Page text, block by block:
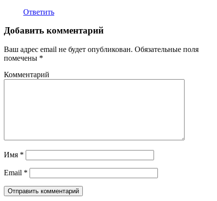
Ответить
Добавить комментарий
Ваш адрес email не будет опубликован. Обязательные поля
помечены *
Комментарий
Имя *
Email *